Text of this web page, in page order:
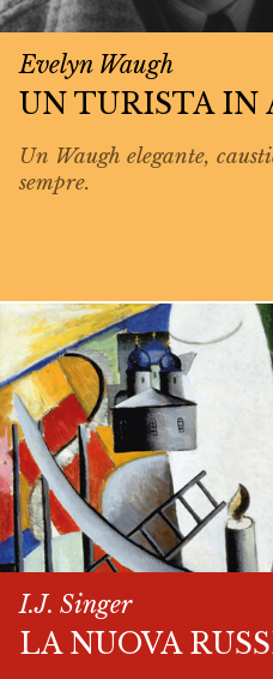
Evelyn Waugh
UN TURISTA IN
Un Waugh elegante,
sempre.
I.J. Singer
LA NUOVA